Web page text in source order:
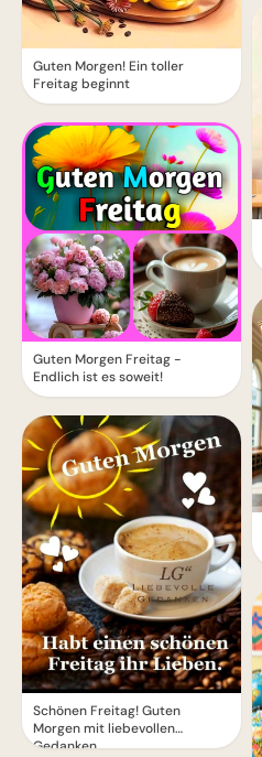
Guten Morgen! Ein toller
Freitag beginnt
Guten Morgen Freitag -
Endlich ist es soweit!
Schönen Freitag! Guten
Morgen mit liebevollen
Gedanken